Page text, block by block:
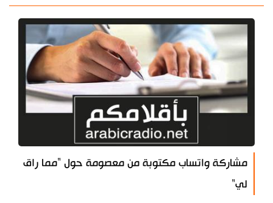
مشاركة واتساب مكتوبة من معصومة حول "مما راق
لي"